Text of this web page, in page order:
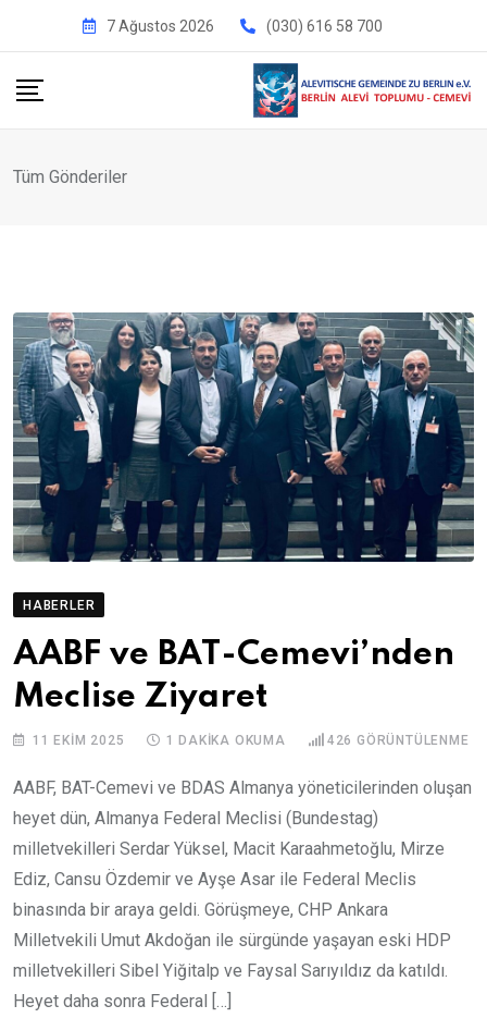
7 Ağustos 2026 (030) 616 58 700
Tüm Gönderiler
HABERLER
AABF ve BAT-Cemevi’nden
Meclise Ziyaret
11 EKIM 2025 1 DAKIKA OKUMA 426 GÖRÜNTÜLENME
AABF, BAT-Cemevi ve BDAS Almanya yöneticilerinden oluşan
heyet dün, Almanya Federal Meclisi (Bundestag)
milletvekilleri Serdar Yüksel, Macit Karaahmetoğlu, Mirze
Ediz, Cansu Özdemir ve Ayşe Asar ile Federal Meclis
binasında bir araya geldi. Görüşmeye, CHP Ankara
Milletvekili Umut Akdoğan ile sürgünde yaşayan eski HDP
milletvekilleri Sibel Yiğitalp ve Faysal Sarıyıldız da katıldı.
Heyet daha sonra Federal […]